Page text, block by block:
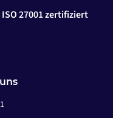
27001 zertifiziert